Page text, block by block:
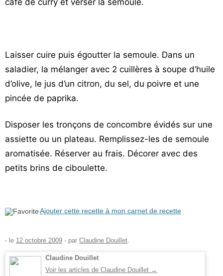
café de curry et verser la semoule.
Laisser cuire puis égoutter la semoule. Dans un
saladier, la mélanger avec 2 cuillères à soupe d’huile
d’olive, le jus d’un citron, du sel, du poivre et une
pincée de paprika.
Disposer les tronçons de concombre évidés sur une
assiette ou un plateau. Remplissez-les de semoule
aromatisée. Réserver au frais. Décorer avec des
petits brins de ciboulette.
Ajouter cette recette à mon carnet de recette
- le 12 octobre 2009 - par Claudine Douillet
Claudine Douillet
Voir les articles de Claudine Douillet →